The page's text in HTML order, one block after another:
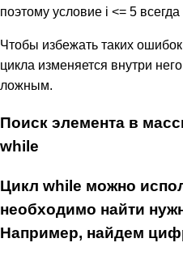
поэтому условие i <= 5 всегда
Чтобы избежать таких
цикла изменяется внутри
ложным.
Поиск элемента в
while
Цикл while можно
необходимо найти
Например, найдем